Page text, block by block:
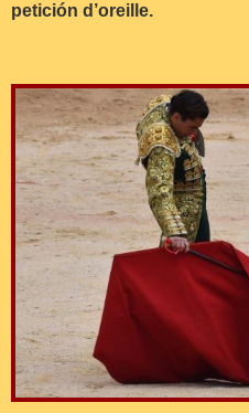
petición d’oreille.